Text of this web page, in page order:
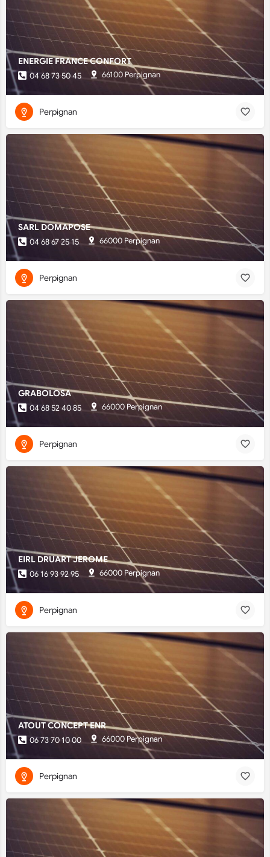
ENERGIE FRANCE CONFORT
04 68 73 50 45 66100 Perpignan
Perpignan
SARL DOMAPOSE
04 68 67 25 15 66000 Perpignan
Perpignan
GRABOLOSA
04 68 52 40 85 66000 Perpignan
Perpignan
EIRL DRUART JEROME
06 16 93 92 95 66000 Perpignan
Perpignan
ATOUT CONCEPT ENR
06 73 70 10 00 66000 Perpignan
Perpignan